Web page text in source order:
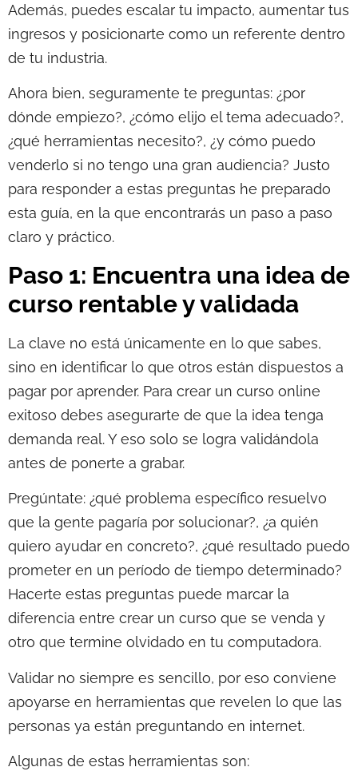
Además, puedes escalar tu impacto, aumentar tus
ingresos y posicionarte como un referente dentro
de tu industria.
Ahora bien, seguramente te preguntas: ¿por
dónde empiezo?, ¿cómo elijo el tema adecuado?,
¿qué herramientas necesito?, ¿y cómo puedo
venderlo si no tengo una gran audiencia? Justo
para responder a estas preguntas he preparado
esta guía, en la que encontrarás un paso a paso
claro y práctico.
Paso 1: Encuentra una idea de
curso rentable y validada
La clave no está únicamente en lo que sabes,
sino en identificar lo que otros están dispuestos a
pagar por aprender. Para crear un curso online
exitoso debes asegurarte de que la idea tenga
demanda real. Y eso solo se logra validándola
antes de ponerte a grabar.
Pregúntate: ¿qué problema específico resuelvo
que la gente pagaría por solucionar?, ¿a quién
quiero ayudar en concreto?, ¿qué resultado puedo
prometer en un período de tiempo determinado?
Hacerte estas preguntas puede marcar la
diferencia entre crear un curso que se venda y
otro que termine olvidado en tu computadora.
Validar no siempre es sencillo, por eso conviene
apoyarse en herramientas que revelen lo que las
personas ya están preguntando en internet.
Algunas de estas herramientas son: